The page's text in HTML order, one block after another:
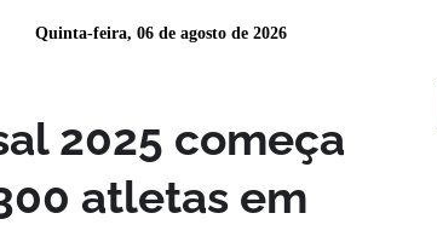
Quinta-feira, 06 de agosto de 2026
2025 começa
atletas em